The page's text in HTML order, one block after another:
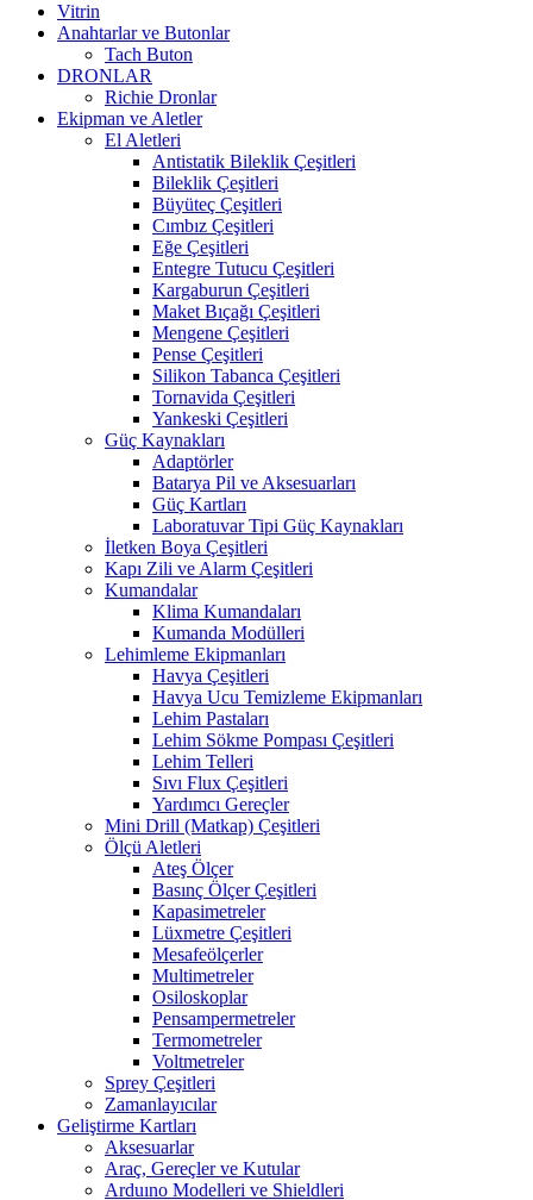
Vitrin
Anahtarlar ve Butonlar
Tach Buton
DRONLAR
Richie Dronlar
Ekipman ve Aletler
El Aletleri
Antistatik Bileklik Çeşitleri
Bileklik Çeşitleri
Büyüteç Çeşitleri
Cımbız Çeşitleri
Eğe Çeşitleri
Entegre Tutucu Çeşitleri
Kargaburun Çeşitleri
Maket Bıçağı Çeşitleri
Mengene Çeşitleri
Pense Çeşitleri
Silikon Tabanca Çeşitleri
Tornavida Çeşitleri
Yankeski Çeşitleri
Güç Kaynakları
Adaptörler
Batarya Pil ve Aksesuarları
Güç Kartları
Laboratuvar Tipi Güç Kaynakları
İletken Boya Çeşitleri
Kapı Zili ve Alarm Çeşitleri
Kumandalar
Klima Kumandaları
Kumanda Modülleri
Lehimleme Ekipmanları
Havya Çeşitleri
Havya Ucu Temizleme Ekipmanları
Lehim Pastaları
Lehim Sökme Pompası Çeşitleri
Lehim Telleri
Sıvı Flux Çeşitleri
Yardımcı Gereçler
Mini Drill (Matkap) Çeşitleri
Ölçü Aletleri
Ateş Ölçer
Basınç Ölçer Çeşitleri
Kapasimetreler
Lüxmetre Çeşitleri
Mesafeölçerler
Multimetreler
Osiloskoplar
Pensampermetreler
Termometreler
Voltmetreler
Sprey Çeşitleri
Zamanlayıcılar
Geliştirme Kartları
Aksesuarlar
Araç, Gereçler ve Kutular
Arduıno Modelleri ve Shieldleri